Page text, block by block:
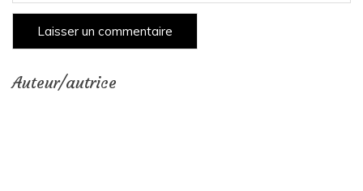
Auteur/autrice